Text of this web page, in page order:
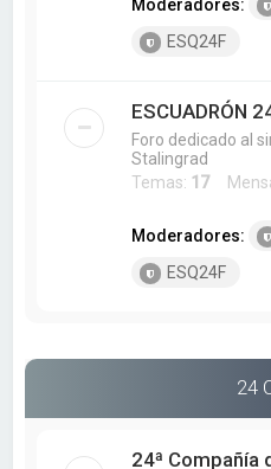
Moderadores:
ESQ24F
ESCUADRÓN
Foro dedicado al
Stalingrad
Temas: 17
Moderadores:
ESQ24F
24
24ª Compañía